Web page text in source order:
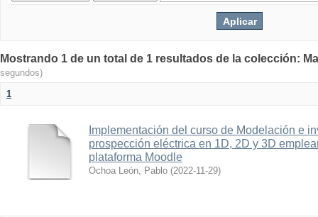
Mostrando 1 de un total de 1 resultados de la colección:
segundos)
1
Implementación del curso de Modelación e
prospección eléctrica en 1D, 2D y 3D
plataforma Moodle
Ochoa León, Pablo (2022-11-29)